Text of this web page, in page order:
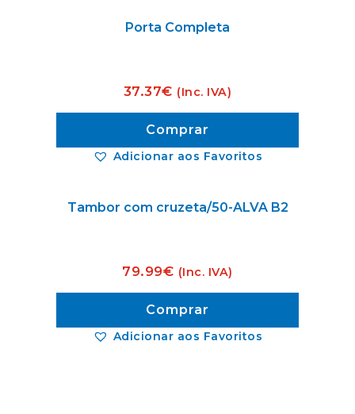
Adicionar aos Favoritos
Porta Completa
37.37€ (Inc. IVA)
Comprar
Adicionar aos Favoritos
Tambor com cruzeta/50-ALVA B2
79.99€ (Inc. IVA)
Comprar